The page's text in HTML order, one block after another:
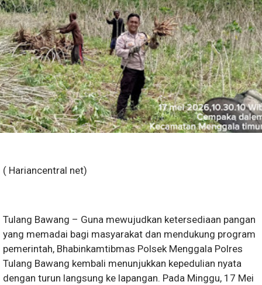
( Hariancentral net)
Tulang Bawang – Guna mewujudkan ketersediaan pangan
yang memadai bagi masyarakat dan mendukung program
pemerintah, Bhabinkamtibmas Polsek Menggala Polres
Tulang Bawang kembali menunjukkan kepedulian nyata
dengan turun langsung ke lapangan. Pada Minggu, 17 Mei